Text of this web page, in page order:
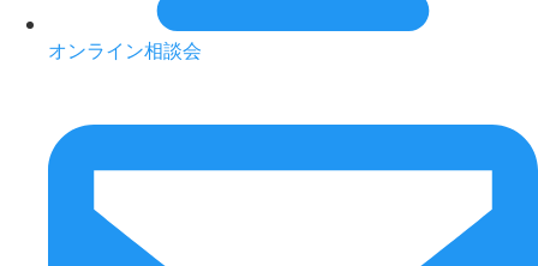
オンライン相談会